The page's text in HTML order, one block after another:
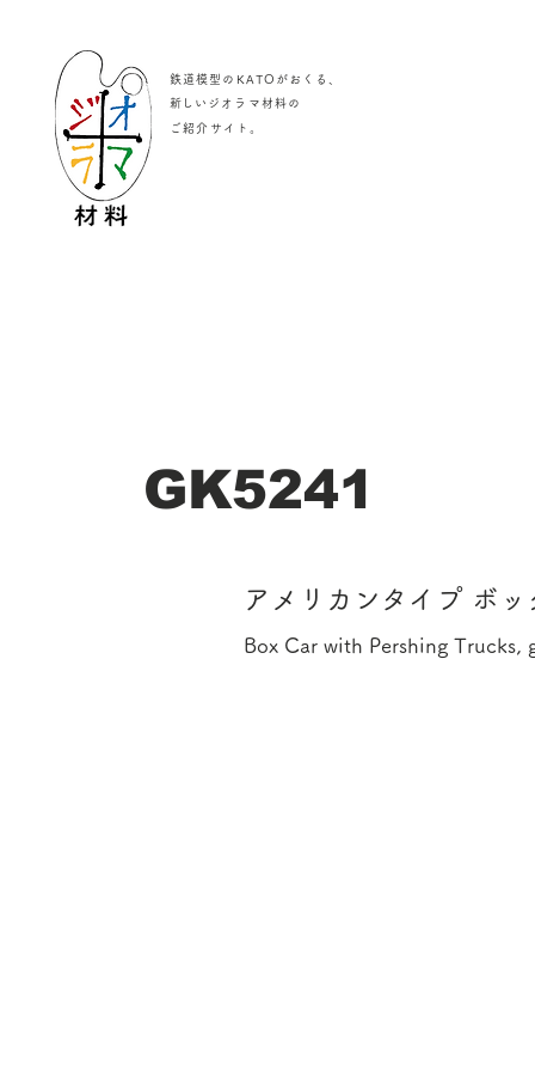
鉄道模型のKATOがおくる、
​新しいジオラマ材料の
ご紹介サイト
GK5241
Box Car with Pershing Trucks,
アメリカンタイプ ボ